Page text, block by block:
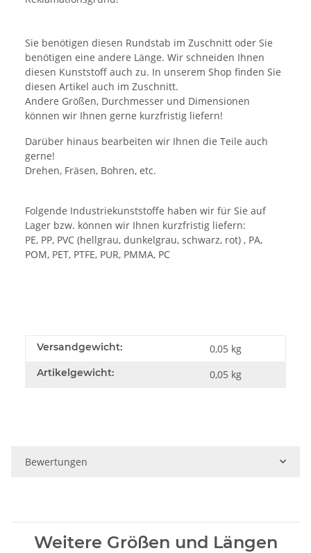
Sie benötigen diesen Rundstab im Zuschnitt oder Sie
benötigen eine andere Länge. Wir schneiden Ihnen
diesen Kunststoff auch zu. In unserem Shop finden Sie
diesen Artikel auch im Zuschnitt.
Andere Größen, Durchmesser und Dimensionen
können wir Ihnen gerne kurzfristig liefern!
Darüber hinaus bearbeiten wir Ihnen die Teile auch
gerne!
Drehen, Fräsen, Bohren, etc.
Folgende Industriekunststoffe haben wir für Sie auf
Lager bzw. können wir Ihnen kurzfristig liefern:
PE, PP, PVC (hellgrau, dunkelgrau, schwarz, rot) , PA,
POM, PET, PTFE, PUR, PMMA, PC
Versandgewicht: 0,05 kg
Artikelgewicht: 0,05 kg
Bewertungen
Weitere Größen und Längen